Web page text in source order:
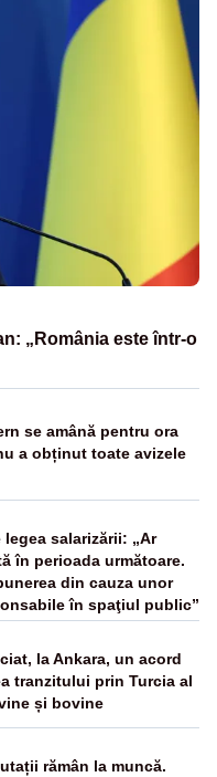
„România este într-o
se amână pentru ora
a obținut toate avizele
salarizării: „Ar
în perioada următoare.
din cauza unor
în spaţiul public”
la Ankara, un acord
tranzitului prin Turcia al
și bovine
rămân la muncă.